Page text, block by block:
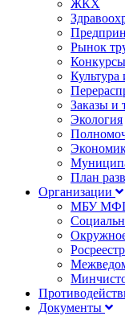
ЖКХ
Рынок
Культура
Заказы и
Экология
План
Организации
МБУ
Росреестр
Документы